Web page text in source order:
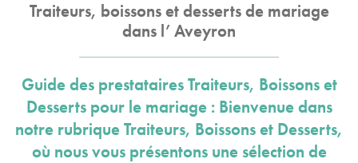
Traiteurs, boissons et desserts de mariage
dans l’ Aveyron
Guide des prestataires Traiteurs, Boissons et
Desserts pour le mariage : Bienvenue dans
notre rubrique Traiteurs, Boissons et Desserts,
où nous vous présentons une sélection de